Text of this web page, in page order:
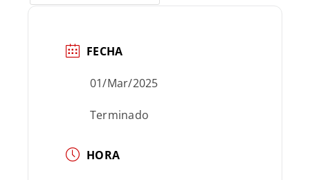
FECHA
01/Mar/2025
Terminado
HORA